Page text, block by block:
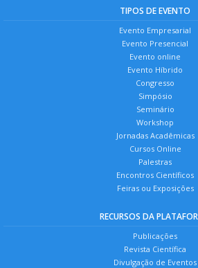
TIPOS DE EVENTO
Evento Empresarial
Evento Presencial
Evento online
Evento Híbrido
Congresso
Simpósio
Seminário
Workshop
Jornadas Acadêmicas
Cursos Online
Palestras
Encontros Científicos
Feiras ou Exposições
RECURSOS DA
Publicações
Revista Científica
Divulgação de Eventos